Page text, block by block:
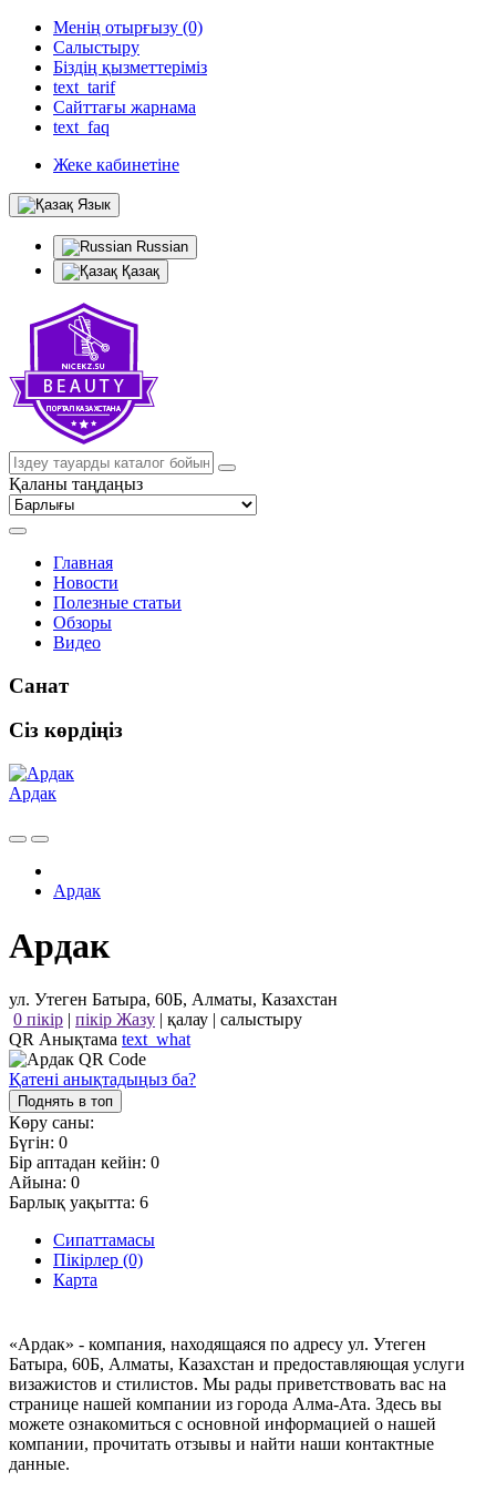
Менің отырғызу (0)
Салыстыру
Біздің қызметтеріміз
text_tarif
Сайттағы жарнама
text_faq
Жеке кабинетіне
Язык
Russian
Қазақ
Қаланы таңдаңыз
Главная
Новости
Полезные статьи
Обзоры
Видео
Санат
Сіз көрдіңіз
Ардак
Ардак
Ардак
ул. Утеген Батыра, 60Б, Алматы, Казахстан
0 пікір | пікір Жазу | қалау | салыстыру
QR Анықтама text_what
Қатені анықтадыңыз ба?
Поднять в топ
Көру саны:
Бүгін: 0
Бір аптадан кейін: 0
Айына: 0
Барлық уақытта: 6
Сипаттамасы
Пікірлер (0)
Карта
«Ардак» - компания, находящаяся по адресу ул. Утеген
Батыра, 60Б, Алматы, Казахстан и предоставляющая услуги
визажистов и стилистов. Мы рады приветствовать вас на
странице нашей компании из города Алма-Ата. Здесь вы
можете ознакомиться с основной информацией о нашей
компании, прочитать отзывы и найти наши контактные
данные.